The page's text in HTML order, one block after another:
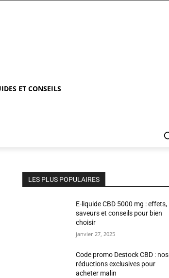
ET CONSEILS
LES PLUS POPULAIRES
E-liquide CBD 5000 mg : effets,
saveurs et conseils pour bien
choisir
janvier 27, 2025
Code promo Destock CBD : nos
réductions exclusives pour
acheter malin